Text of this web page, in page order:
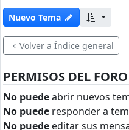
Nuevo Tema
Volver a Índice general
PERMISOS DEL FORO
No puedeabrir nuevos
No puede responder a
No puede editar sus